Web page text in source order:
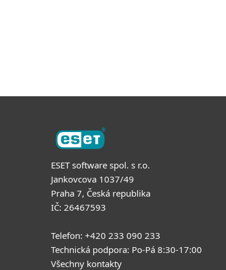
ESET software spol. s r.o.
Jankovcova 1037/49
Praha 7, Česká republika
IČ: 26467593
Telefon: +420 233 090 233
Technická podpora: Po-Pá 8:30-17:00
Všechny kontakty